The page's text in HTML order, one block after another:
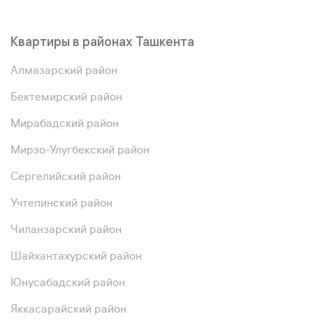
Квартиры в районах Ташкента
Алмазарский район
Бектемирский район
Мирабадский район
Мирзо-Улугбекский район
Сергелийский район
Учтепинский район
Чиланзарский район
Шайхантахурский район
Юнусабадский район
Яккасарайский район